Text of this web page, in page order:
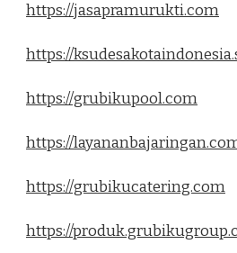
https://jasapramurukti.com
https://
https://grubikupool.com
https://
https://grubikucatering.com
https://